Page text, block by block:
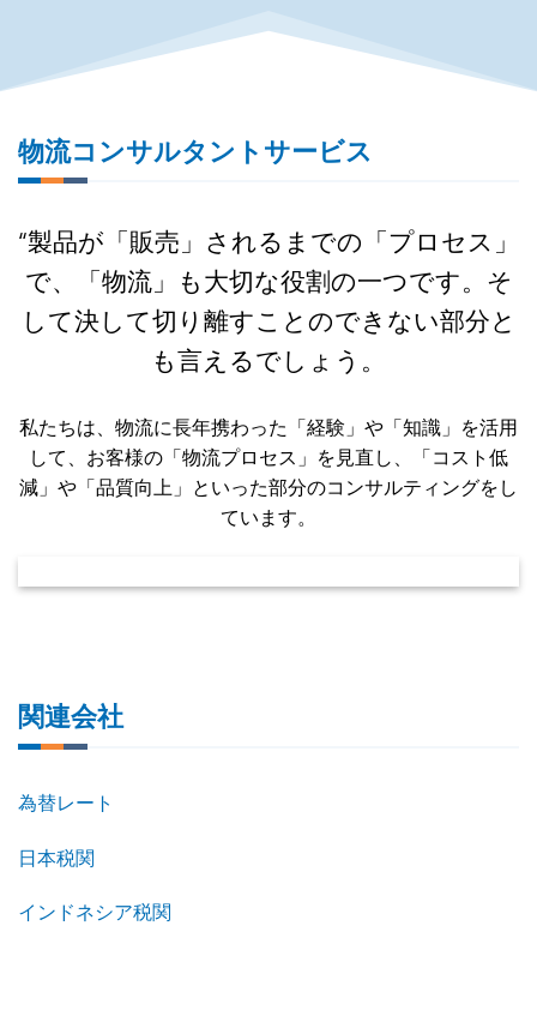
物流コンサルタントサービス
“製品が「販売」されるまでの「プロセス」
で、「物流」も大切な役割の一つです。そ
して決して切り離すことのできない部分と
も言えるでしょう。
私たちは、物流に長年携わった「経験」や「知識」を活用
して、お客様の「物流プロセス」を見直し、「コスト低
減」や「品質向上」といった部分のコンサルティングをし
ています。
関連会社
為替レート
日本税関
インドネシア税関